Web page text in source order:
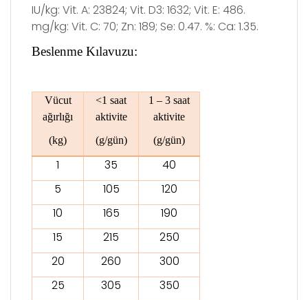
IU/kg: Vit. A: 23824; Vit. D3: 1632; Vit. E: 486.
mg/kg: Vit. C: 70; Zn: 189; Se: 0.47. %: Ca: 1.35.
Beslenme Kılavuzu:
Vücut
ağırlığı
(kg)
<1 saat
aktivite
(g/gün)
1 – 3 saat
aktivite
(g/gün)
1 35
40
5
105
120
10
165
190
15
215
250
20
260
300
25
305
350